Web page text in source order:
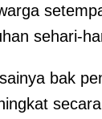
sehari-
bak